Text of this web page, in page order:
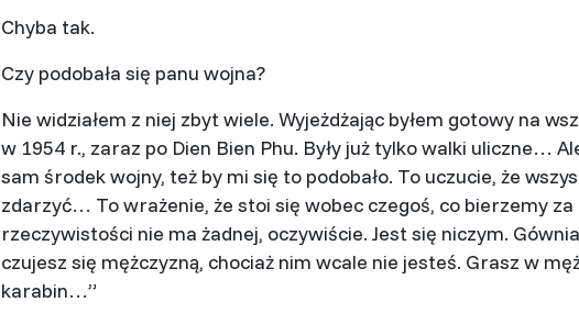
Chyba tak.
Czy podobała się panu wojna?
Nie widziałem z niej zbyt wiele. Wyjeżdżając byłem gotowy na
w 1954 r., zaraz po Dien Bien Phu. Były już tylko walki uliczne…
sam środek wojny, też by mi się to podobało. To uczucie, że
zdarzyć… To wrażenie, że stoi się wobec czegoś, co bierzemy za
rzeczywistości nie ma żadnej, oczywiście. Jest się niczym.
czujesz się mężczyzną, chociaż nim wcale nie jesteś. Grasz w
karabin…”